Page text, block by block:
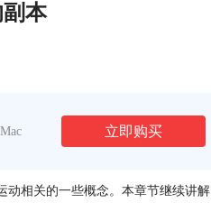
本
立即购买
动相关的一些概念。本章节继续讲解